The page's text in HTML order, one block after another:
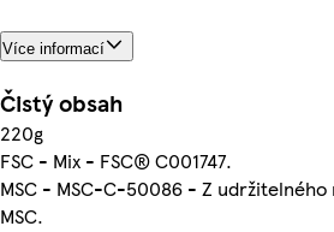
Více informací
Čistý obsah
220g
FSC - Mix - FSC® C001747.
MSC - MSC-C-50086 - Z
MSC.